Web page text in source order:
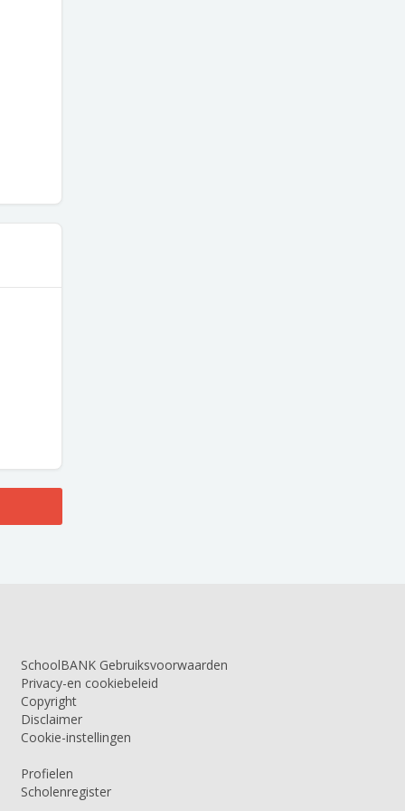
SchoolBANK Gebruiksvoorwaarden
Privacy-en cookiebeleid
Copyright
Disclaimer
Cookie-instellingen
Profielen
Scholenregister